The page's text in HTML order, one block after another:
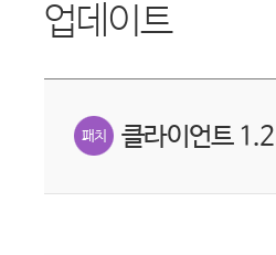
업데이트
클라이언트